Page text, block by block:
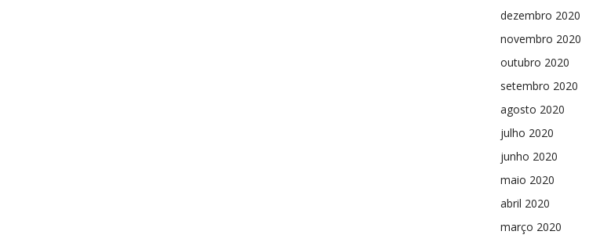
dezembro 2020
novembro 2020
outubro 2020
setembro 2020
agosto 2020
julho 2020
junho 2020
maio 2020
abril 2020
março 2020